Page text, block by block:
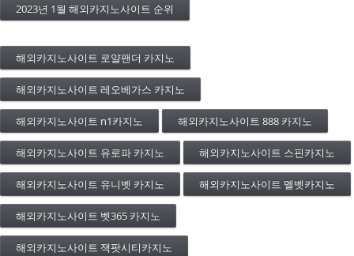
2023년 1월 해외카지노사이트 순위
해외카지노사이트 로얄팬더 카지노
해외카지노사이트 레오베가스 카지노
해외카지노사이트 n1카지노 해외카지노사이트 888 카지노
해외카지노사이트 유로파 카지노 해외카지노사이트 스핀카지노
해외카지노사이트 유니벳 카지노 해외카지노사이트 멜벳카지노
해외카지노사이트 벳365 카지노
해외카지노사이트 잭팟시티카지노